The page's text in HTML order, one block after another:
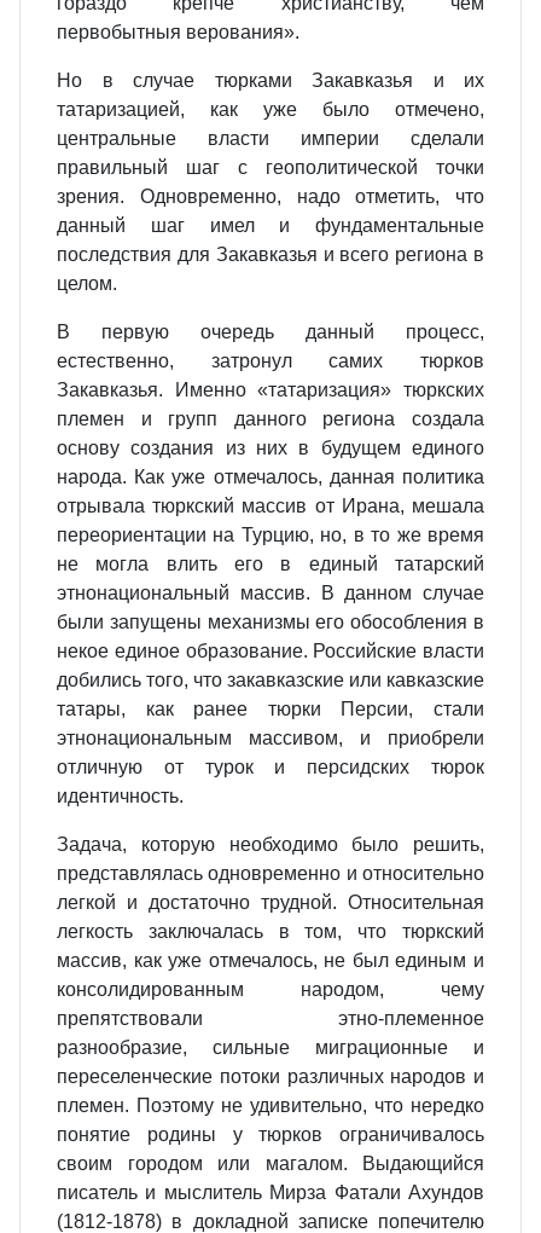
первобытныя верования».
Но в случае тюрками Закавказья и их
татаризацией, как уже было отмечено,
центральные власти империи сделали
правильный шаг с геополитической точки
зрения. Одновременно, надо отметить, что
данный шаг имел и фундаментальные
последствия для Закавказья и всего региона в
целом.
В первую очередь данный процесс,
естественно, затронул самих тюрков
Закавказья. Именно «татаризация» тюркских
племен и групп данного региона создала
основу создания из них в будущем единого
народа. Как уже отмечалось, данная политика
отрывала тюркский массив от Ирана, мешала
переориентации на Турцию, но, в то же время
не могла влить его в единый татарский
этнонациональный массив. В данном случае
были запущены механизмы его обособления в
некое единое образование. Российские власти
добились того, что закавказские или кавказские
татары, как ранее тюрки Персии, стали
этнонациональным массивом, и приобрели
отличную от турок и персидских тюрок
идентичность.
Задача, которую необходимо было решить,
представлялась одновременно и относительно
легкой и достаточно трудной. Относительная
легкость заключалась в том, что тюркский
массив, как уже отмечалось, не был единым и
консолидированным народом, чему
препятствовали этно-племенное
разнообразие, сильные миграционные и
переселенческие потоки различных народов и
племен. Поэтому не удивительно, что нередко
понятие родины у тюрков ограничивалось
своим городом или магалом. Выдающийся
писатель и мыслитель Мирза Фатали Ахундов
(1812-1878) в докладной записке попечителю